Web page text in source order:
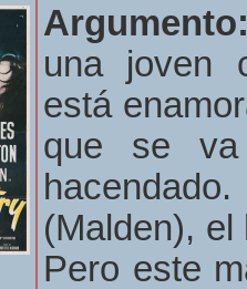
una joven
está
que se
(Malden),
Pero este